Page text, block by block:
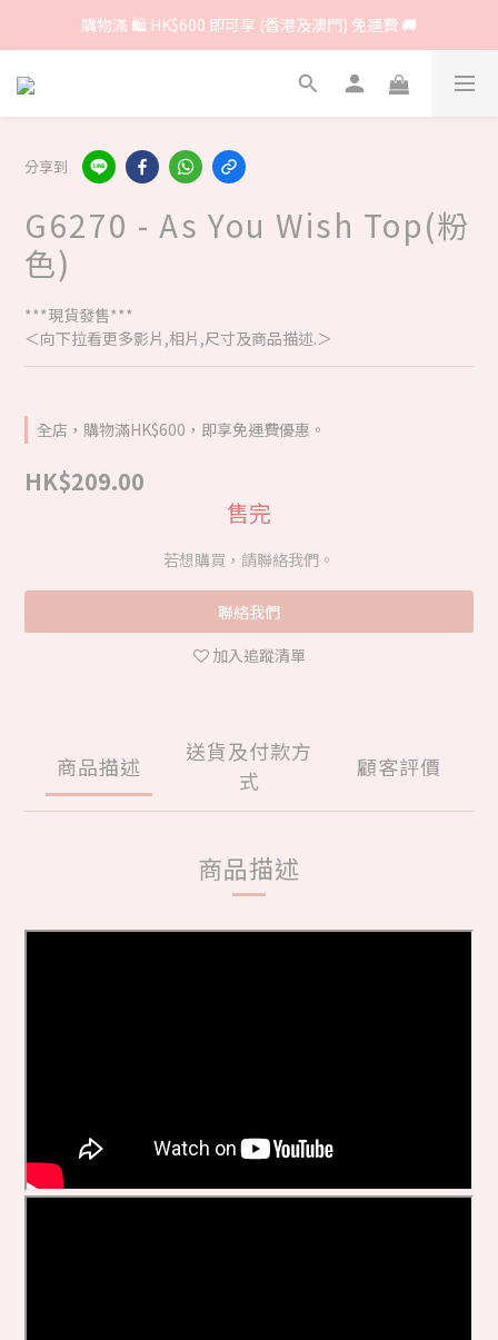
購物滿 🛍 HK$600 即可享 (香港及澳門) 免運費 🚚
分享到
G6270 - As You Wish Top(粉
色)
***現貨發售***
＜向下拉看更多影片,相片,尺寸及商品描述.＞
全店，購物滿HK$600，即享免運費優惠。
HK$209.00
售完
若想購買，請聯絡我們。
聯絡我們
加入追蹤清單
商品描述
送貨及付款方
式
顧客評價
商品描述